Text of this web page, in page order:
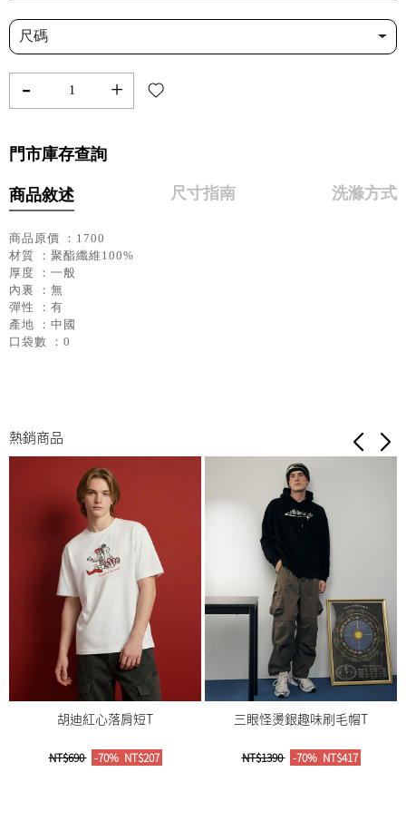
尺碼
- +
門市庫存查詢
商品敘述 尺寸指南 洗滌方式
商品原價 ：1700
材質 ：聚酯纖維100%
厚度 ：一般
內裏 ：無
彈性 ：有
產地 ：中國
口袋數 ：0
熱銷商品
胡迪紅心落肩短T
NT$690 -70% NT$207
三眼怪燙銀趣味刷毛帽T
NT$1390 -70% NT$417